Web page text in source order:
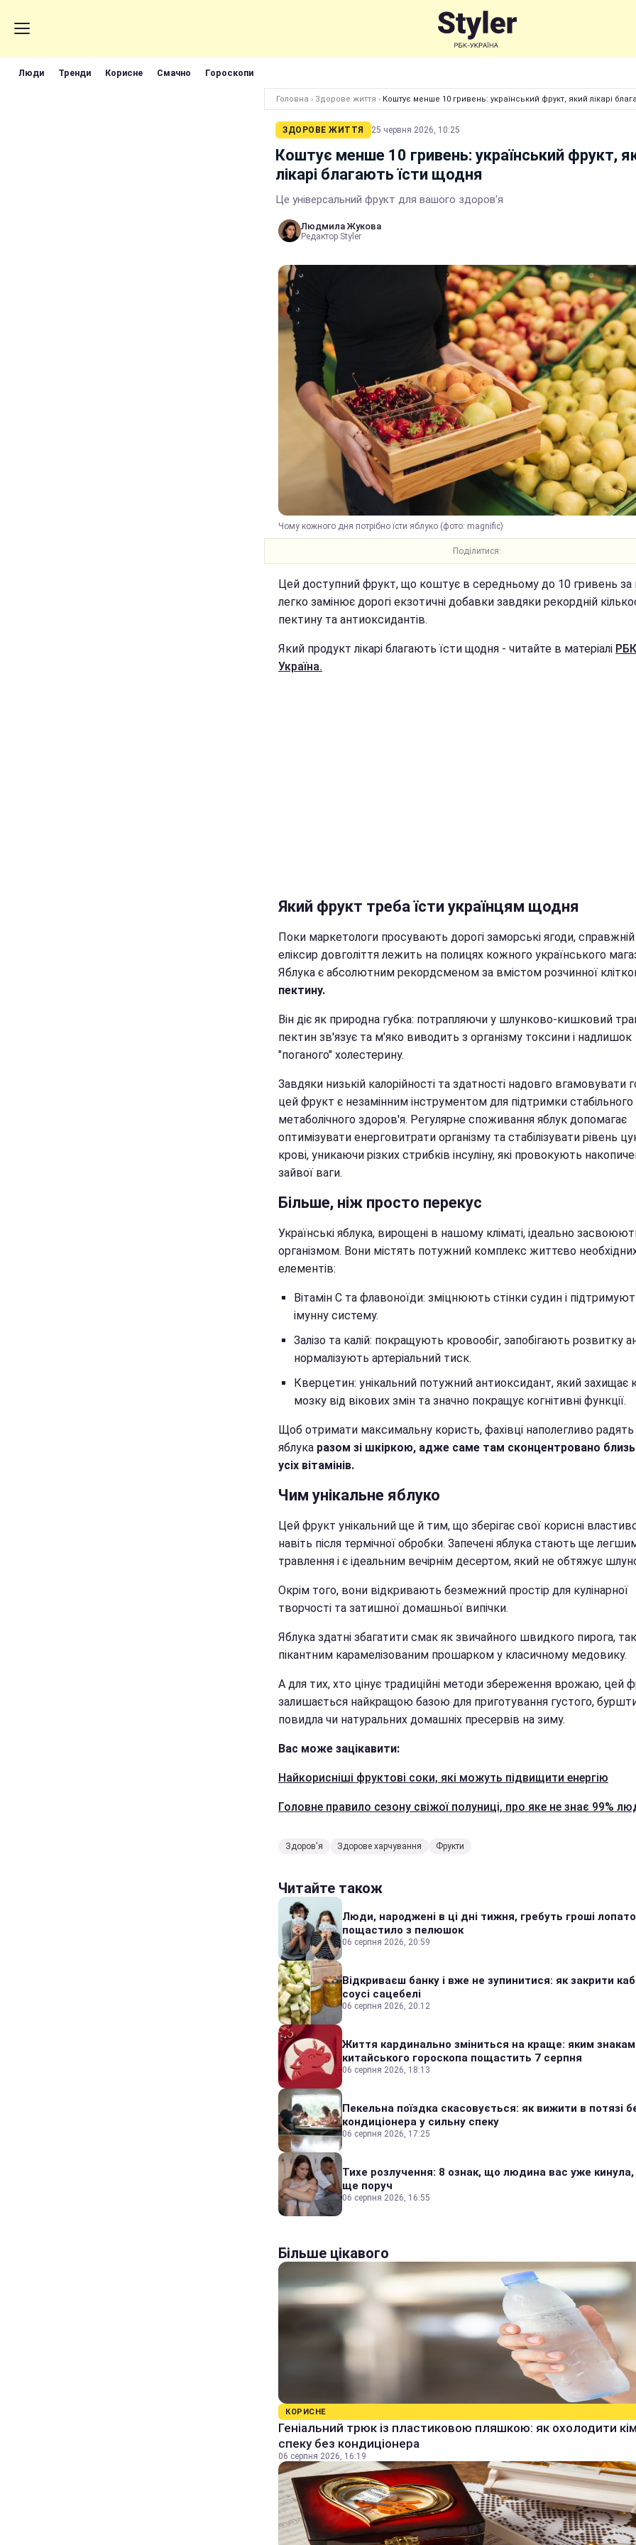
Люди Тренди Корисне Смачно Гороскопи
Головна › Здорове життя › Коштує менше 10 гривень: український фрукт, який лікарі
ЗДОРОВЕ ЖИТТЯ 25 червня 2026, 10:25
Коштує менше 10 гривень: український фрукт,
лікарі благають їсти щодня
Це універсальний фрукт для вашого здоров'я
Людмила Жукова
Редактор Styler
Чому кожного дня потрібно їсти яблуко (фото: magnific)
Поділитися:
Цей доступний фрукт, що коштує в середньому до 10 гривень за
легко замінює дорогі екзотичні добавки завдяки рекордній
пектину та антиоксидантів.
Який продукт лікарі благають їсти щодня - читайте в матеріалі
Україна.
Який фрукт треба їсти українцям щодня
Поки маркетологи просувають дорогі заморські ягоди, справжній
еліксир довголіття лежить на полицях кожного українського
Яблука є абсолютним рекордсменом за вмістом розчинної
пектину.
Він діє як природна губка: потрапляючи у шлунково-кишковий
пектин зв'язує та м'яко виводить з організму токсини і надлишок
"поганого" холестерину.
Завдяки низькій калорійності та здатності надовго вгамовувати
цей фрукт є незамінним інструментом для підтримки стабільного
метаболічного здоров'я. Регулярне споживання яблук допомагає
оптимізувати енерговитрати організму та стабілізувати рівень
крові, уникаючи різких стрибків інсуліну, які провокують
зайвої ваги.
Більше, ніж просто перекус
Українські яблука, вирощені в нашому кліматі, ідеально
організмом. Вони містять потужний комплекс життєво
елементів:
Вітамін С та флавоноїди: зміцнюють стінки судин і
імунну систему.
Залізо та калій: покращують кровообіг, запобігають розвитку
нормалізують артеріальний тиск.
Кверцетин: унікальний потужний антиоксидант, який захищає
мозку від вікових змін та значно покращує когнітивні функції.
Щоб отримати максимальну користь, фахівці наполегливо радять
яблука разом зі шкіркою, адже саме там сконцентровано
усіх вітамінів.
Чим унікальне яблуко
Цей фрукт унікальний ще й тим, що зберігає свої корисні
навіть після термічної обробки. Запечені яблука стають ще
травлення і є ідеальним вечірнім десертом, який не обтяжує
Окрім того, вони відкривають безмежний простір для кулінарної
творчості та затишної домашньої випічки.
Яблука здатні збагатити смак як звичайного швидкого пирога,
пікантним карамелізованим прошарком у класичному медовику.
А для тих, хто цінує традиційні методи збереження врожаю, цей
залишається найкращою базою для приготування густого,
повидла чи натуральних домашніх пресервів на зиму.
Вас може зацікавити:
Найкорисніші фруктові соки, які можуть підвищити енергію
Головне правило сезону свіжої полуниці, про яке не знає 99%
Здоров'я Здорове харчування Фрукти
Читайте також
Люди, народжені в ці дні тижня, гребуть гроші
пощастило з пелюшок
06 серпня 2026, 20:59
Відкриваєш банку і вже не зупинитися: як закрити
соусі сацебелі
06 серпня 2026, 20:12
Життя кардинально зміниться на краще: яким знакам
китайського гороскопа пощастить 7 серпня
06 серпня 2026, 18:13
Пекельна поїздка скасовується: як вижити в потязі
кондиціонера у сильну спеку
06 серпня 2026, 17:25
Тихе розлучення: 8 ознак, що людина вас уже кинула,
ще поруч
06 серпня 2026, 16:55
Більше цікавого
КОРИСНЕ
Геніальний трюк із пластиковою пляшкою: як охолодити
спеку без кондиціонера
06 серпня 2026, 16:19